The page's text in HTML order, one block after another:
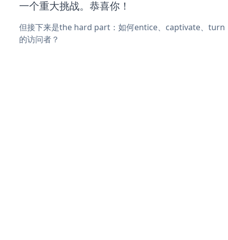
一个重大挑战。恭喜你！
但接下来是the hard part：如何entice、captivate、turn
的访问者？